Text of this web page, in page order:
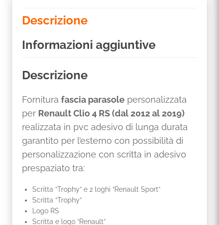
Descrizione
Informazioni aggiuntive
Descrizione
Fornitura fascia parasole personalizzata
per Renault Clio 4 RS (dal 2012 al 2019)
realizzata in pvc adesivo di lunga durata
garantito per l’esterno con possibilità di
personalizzazione con scritta in adesivo
prespaziato tra:
Scritta “Trophy” e 2 loghi “Renault Sport”
Scritta “Trophy”
Logo RS
Scritta e logo “Renault”